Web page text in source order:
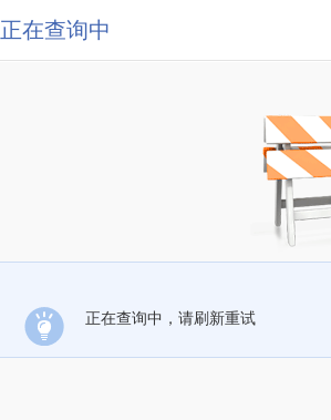
正在查询中
正在查询中，请刷新重试